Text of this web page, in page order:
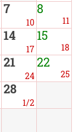
7
10
8
11
14
17
15
18
21
24
22
25
28
1/2